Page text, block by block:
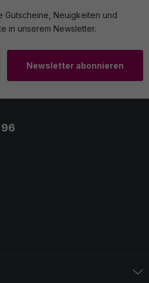
Gutscheine, Neuigkeiten und
in unserem Newsletter.
Newsletter abonnieren